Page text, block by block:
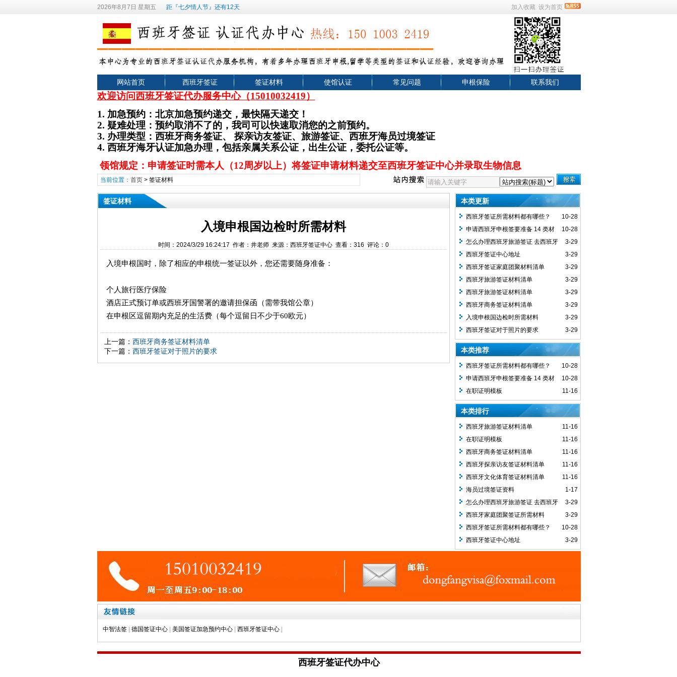
2026年8月7日 星期五 距『七夕情人节』还有12天 加入收藏 设为首页
网站首页 西班牙签证 签证材料 使馆认证 常见问题 申根保险 联系我们
欢迎访问西班牙签证代办服务中心（15010032419）
1. 加急预约：北京加急预约递交，最快隔天递交！
2. 疑难处理：预约取消不了的，我司可以快速取消您的之前预约。
3. 办理类型 ： 西班牙商务签证、 探亲访友签证、旅游签证、西班牙海员过境签证
4. 西班牙海牙认证加急办理，包括亲属关系公证，出生公证，委托公证等。
领馆规定：申请签证时需本人（12周岁以上）将签证申请材料递交至西班牙签证中心并录取生物信息
当前位置： 首页> 签证材料
签证材料
入境申根国边检时所需材料
时间：2024/3/29 16:24:17 作者：井老师 来源：西班牙签证中心 查看：316 评论：0
入境申根国时，除了相应的申根统一签证以外，您还需要随身准备：
个人旅行医疗保险
酒店正式预订单或西班牙国警署的邀请担保函（需带我馆公章）
在申根区逗留期内充足的生活费（每个逗留日不少于60欧元）
上一篇： 西班牙商务签证材料清单
下一篇： 西班牙签证对于照片的要求
本类更新
10-28
西班牙签证所需材料都有哪些？
10-28
申请西班牙申根签要准备 14 类材
料，10 工作日补不齐就作废？
3-29
怎么办理西班牙旅游签证 去西班牙
需要注意哪些事项
3-29
西班牙签证中心地址
3-29
西班牙签证家庭团聚材料清单
3-29
西班牙旅游签证材料清单
3-29
西班牙旅游签证材料清单
3-29
西班牙商务签证材料清单
3-29
入境申根国边检时所需材料
3-29
西班牙签证对于照片的要求
本类推荐
10-28
西班牙签证所需材料都有哪些？
10-28
申请西班牙申根签要准备 14 类材
料，10 工作日补不齐就作废？
11-16
在职证明模板
本类排行
11-16
西班牙旅游签证材料清单
11-16
在职证明模板
11-16
西班牙商务签证材料清单
11-16
西班牙探亲访友签证材料清单
11-16
西班牙文化体育签证材料清单
1-17
海员过境签证资料
3-29
怎么办理西班牙旅游签证 去西班牙
需要注意哪些事项
3-29
西班牙家庭团聚签证所需材料
10-28
西班牙签证所需材料都有哪些？
3-29
西班牙签证中心地址
中智法签 德国签证中心 美国签证加急预约中心 西班牙签证中心
西班牙签证代办中心